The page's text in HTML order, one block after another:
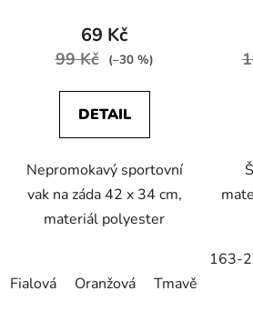
produktu
je
5
69 Kč
99 Kč (–30 %)
DETAIL
Nepromokavý sportovní
vak na záda 42 x 34 cm,
materiál polyester
Fialová Oranžová Tmavě modrá
163-